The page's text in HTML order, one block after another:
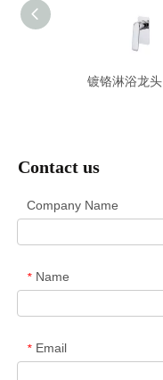
镀铬淋浴龙头
Contact us
Company Name
* Name
* Email